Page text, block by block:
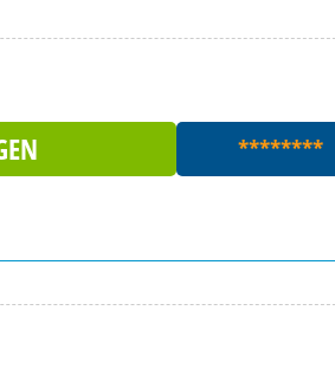
********